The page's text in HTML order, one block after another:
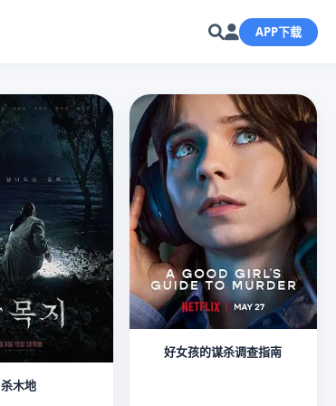
APP下载
杀木地
好女孩的谋杀调查指南